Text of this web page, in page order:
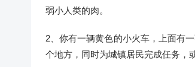
弱小人类的肉。
2、你有一辆黄色的小火车，上面有
个地方，同时为城镇居民完成任务，